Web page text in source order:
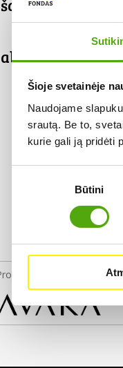
Šioje svetainėje
Naudojame
srautą. Be to,
kurie gali ją pridėti
Būtini
VISOS
partneris